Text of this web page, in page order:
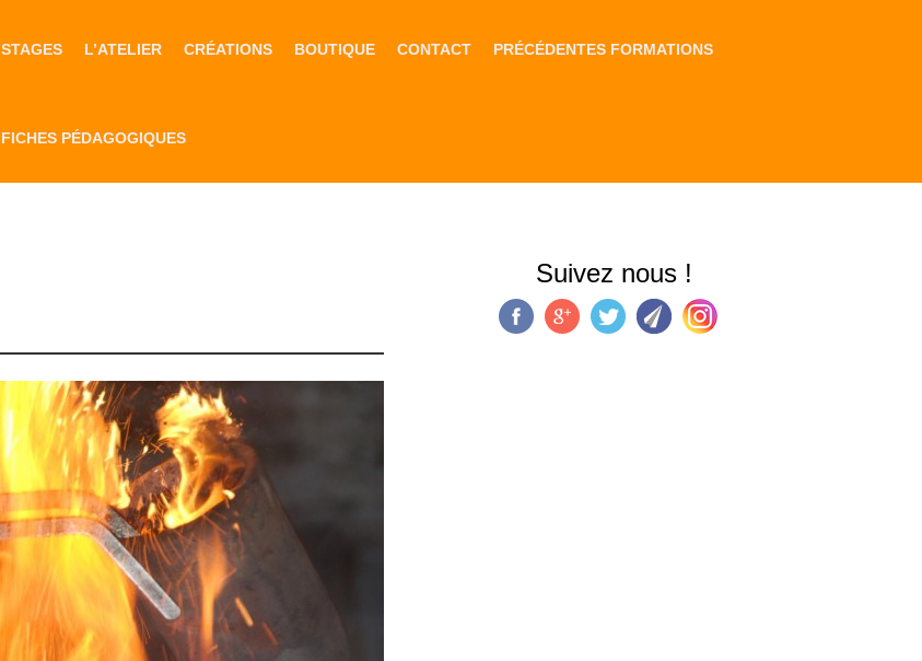
STAGES L’ATELIER CRÉATIONS BOUTIQUE CONTACT PRÉCÉDENTES FORMATIONS
FICHES PÉDAGOGIQUES
Suivez nous !